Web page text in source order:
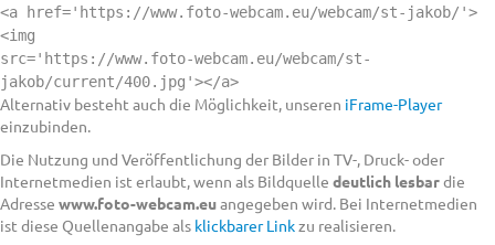
<a href='https://www.foto-webcam.eu/webcam/st-jakob/'>
<img
src='https://www.foto-webcam.eu/webcam/st-
jakob/current/400.jpg'></a>
Alternativ besteht auch die Möglichkeit, unseren iFrame-Player
einzubinden.
Die Nutzung und Veröffentlichung der Bilder in TV-, Druck- oder
Internetmedien ist erlaubt, wenn als Bildquelle deutlich lesbardie
Adresse www.foto-webcam.euangegeben wird. Bei Internetmedien
ist diese Quellenangabe als klickbarer Linkzu realisieren.